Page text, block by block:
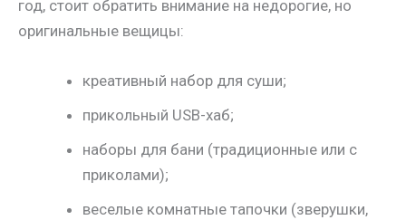
год, стоит обратить внимание на недорогие, но
оригинальные вещицы:
креативный набор для суши;
прикольный USB-хаб;
наборы для бани (традиционные или с
приколами);
веселые комнатные тапочки (зверушки,